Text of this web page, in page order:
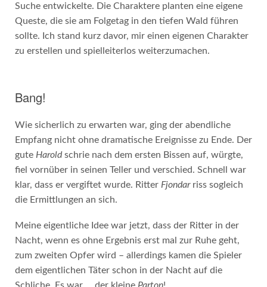
Suche entwickelte. Die Charaktere planten eine eigene
Queste, die sie am Folgetag in den tiefen Wald führen
sollte. Ich stand kurz davor, mir einen eigenen Charakter
zu erstellen und spielleiterlos weiterzumachen.
Bang!
Wie sicherlich zu erwarten war, ging der abendliche
Empfang nicht ohne dramatische Ereignisse zu Ende. Der
gute Haroldschrie nach dem ersten Bissen auf, würgte,
fiel vornüber in seinen Teller und verschied. Schnell war
klar, dass er vergiftet wurde. Ritter Fjondarriss sogleich
die Ermittlungen an sich.
Meine eigentliche Idee war jetzt, dass der Ritter in der
Nacht, wenn es ohne Ergebnis erst mal zur Ruhe geht,
zum zweiten Opfer wird – allerdings kamen die Spieler
dem eigentlichen Täter schon in der Nacht auf die
Schliche. Es war … der kleine Parton!